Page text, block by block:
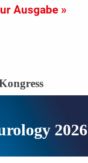
Ausgabe »
2026